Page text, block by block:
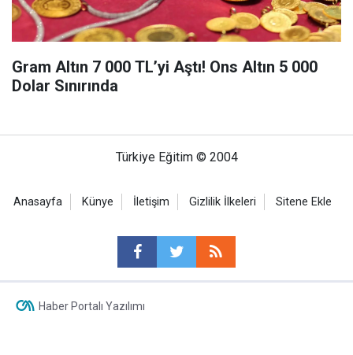
Gram Altın 7 000 TL’yi Aştı! Ons Altın 5 000
Dolar Sınırında
Türkiye Eğitim © 2004
Anasayfa Künye İletişim Gizlilik İlkeleri Sitene Ekle
Haber Portalı Yazılımı